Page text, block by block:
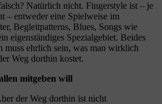
Natürlich nicht. Fingerstyle ist – je
– entweder eine Spielweise im
Begleitpatterns, Blues, Songs wie
eigenständiges Spezialgebiet. Beides
muss ehrlich sein, was man wirklich
Weg dorthin kostet.
mitgeben will
der Weg dorthin ist nicht